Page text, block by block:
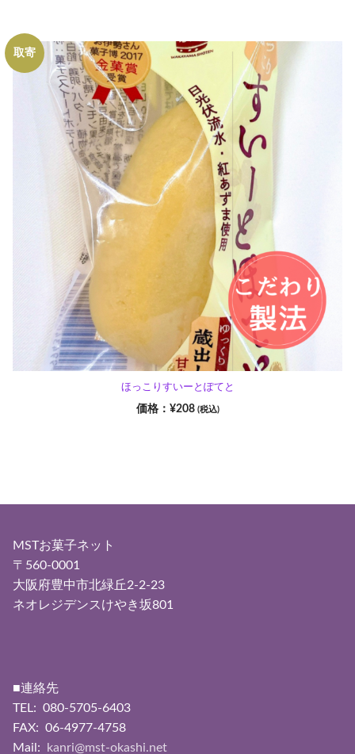
取寄
ほっこりすいーとぽてと
¥208 (税込)
MSTお菓子ネット
〒560-0001
大阪府豊中市北緑丘2-2-23
ネオレジデンスけやき坂801
■連絡先
TEL: 080-5705-6403
FAX: 06-4977-4758
Mail:
kanri@mst-okashi.net